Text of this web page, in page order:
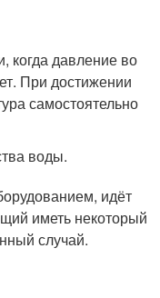
когда давление во
При достижении
самостоятельно
воды.
идёт
иметь некоторый
случай.